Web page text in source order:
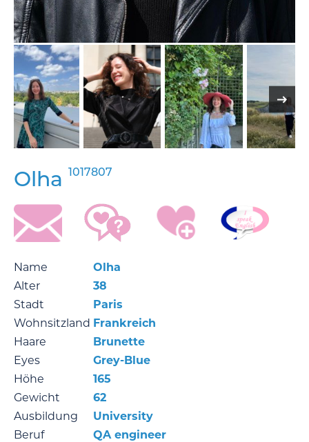
Olha 1017807
Name
Olha
Alter
38
Stadt
Paris
Wohnsitzland Frankreich
Haare
Brunette
Eyes
Grey-Blue
Höhe
165
Gewicht
62
Ausbildung
University
Beruf
QA engineer